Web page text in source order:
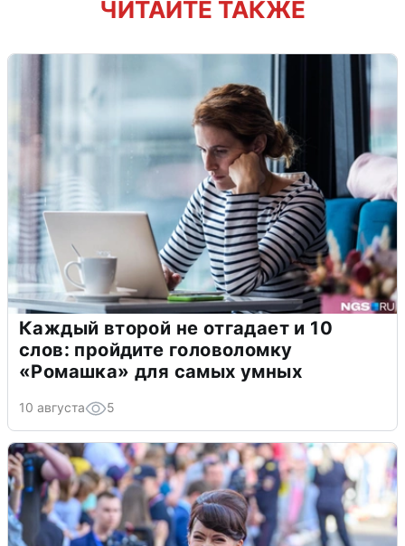
ЧИТАЙТЕ ТАКЖЕ
Каждый второй не отгадает и 10
слов: пройдите головоломку
«Ромашка» для самых умных
10 августа 5